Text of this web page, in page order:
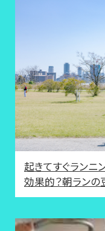
起きてすぐランニ
効果的？朝ランの